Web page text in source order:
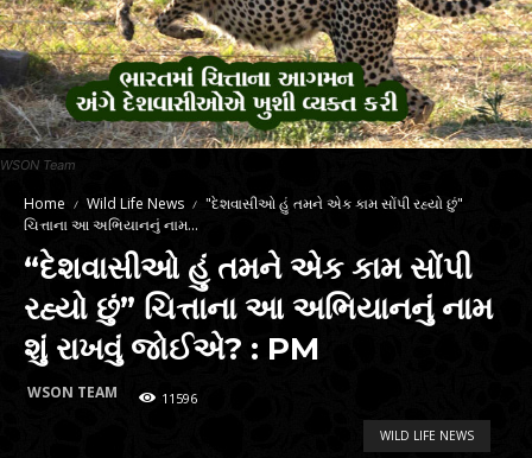
WSON Team
Home Wild Life News
"દેશવાસીઓ હું તમને એક કામ સોંપી રહ્યો છું"
ચિત્તાના આ અભિયાનનું નામ...
“દેશવાસીઓ હું તમને એક કામ સોંપી
રહ્યો છું” ચિત્તાના આ અભિયાનનું નામ
શું રાખવું જોઈએ? : PM
WSON TEAM 11596
WILD LIFE NEWS